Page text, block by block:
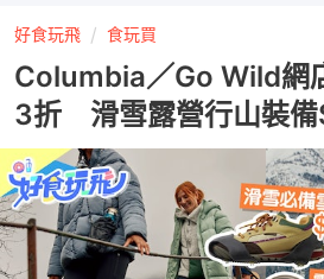
好食玩飛 食玩買
Columbia／Go Wild網
3折 滑雪露營行山裝